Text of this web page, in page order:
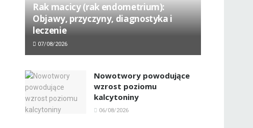
Rak macicy (rak endometrium):
Objawy, przyczyny, diagnostyka i
leczenie
07/08/2026
Nowotwory powodujące
wzrost poziomu
kalcytoniny
06/08/2026